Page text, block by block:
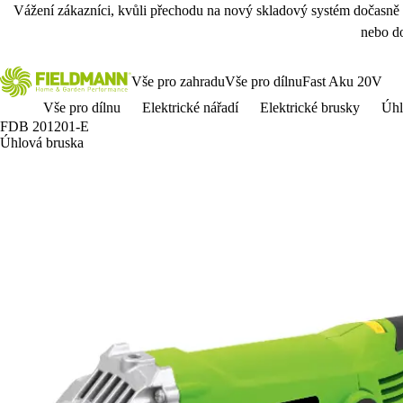
Vážení zákazníci, kvůli přechodu na nový skladový systém
nebo
Vše pro zahraduVše pro dílnuFast Aku 20V
Vše pro dílnu
Elektrické nářadí Elektrické brusky
FDB 201201-E
Úhlová bruska